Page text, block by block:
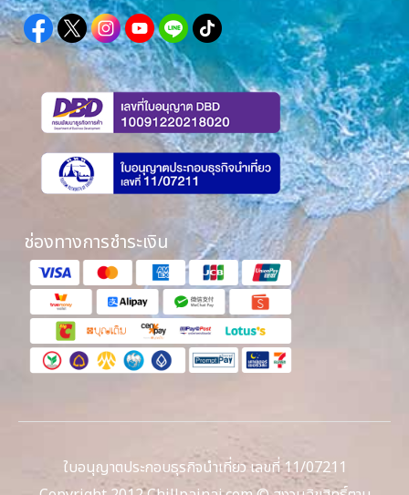
ช่องทางการชำระเงิน
ใบอนุญาตประกอบธุรกิจนำเที่ยว เลขที่ 11/07211